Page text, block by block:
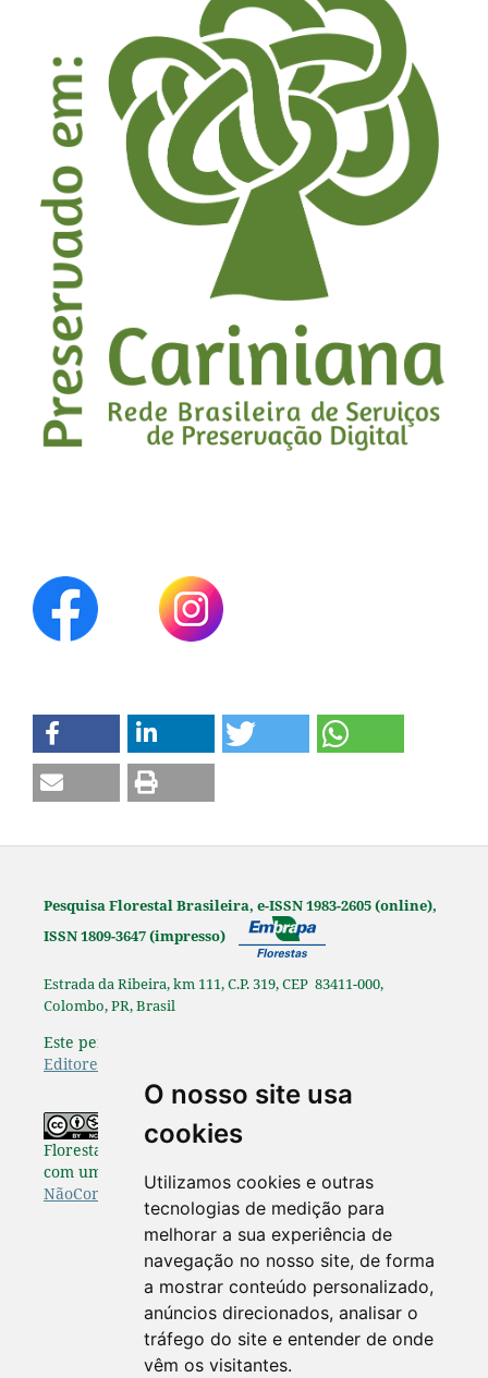
O nosso site usa
cookies
Utilizamos cookies e outras
tecnologias de medição para
melhorar a sua experiência de
navegação no nosso site, de forma
a mostrar conteúdo personalizado,
anúncios direcionados, analisar o
tráfego do site e entender de onde
vêm os visitantes.
Pesquisa Florestal Brasileira, e-ISSN 1983-2605 (online),
ISSN 1809-3647 (impresso)
Estrada da Ribeira, km 111, C.P. 319, CEP 83411-000,
Colombo, PR, Brasil
Este periódico é afiliado à
Editores Científicos
Os originais publicados na Pesquisa
Florestal Brasileira estão disponibilizados de acordo
com uma Licença Creative Commons Atribuição-
NãoComercial-SemDerivações 4.0 Internacional